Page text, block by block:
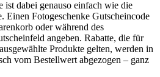
ist dabei genauso einfach wie die
Einen Fotogeschenke Gutscheincode
oder während des
angeben. Rabatte, die für
Produkte gelten, werden in
vom Bestellwert abgezogen – ganz